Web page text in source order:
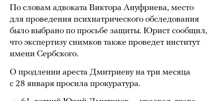
По словам адвоката Виктора Ануфриева, место
для проведения психиатрического обследования
было выбрано по просьбе защиты. Юрист сообщил,
что экспертизу снимков также проведет институт
имени Сербского.
О продлении ареста Дмитриеву на три месяца
с 28 января просила прокуратура.